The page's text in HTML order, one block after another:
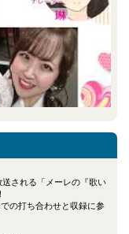
される「メーレの『歌い
の打ち合わせと収録に参